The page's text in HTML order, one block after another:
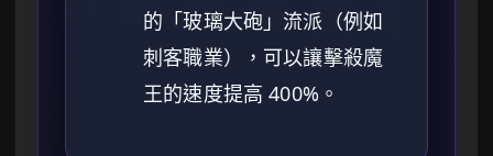
的「玻璃大砲」流派（例如
刺客職業），可以讓擊殺魔
王的速度提高 400%。